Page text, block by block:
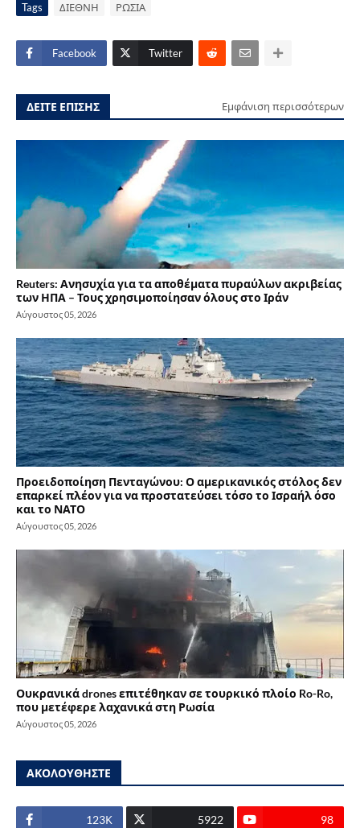
Tags ΔΙΕΘΝΗ ΡΩΣΙΑ
Facebook Twitter
ΔΕΙΤΕ ΕΠΙΣΗΣ Εμφάνιση περισσότερων
Reuters: Ανησυχία για τα αποθέματα πυραύλων ακριβείας
των ΗΠΑ – Τους χρησιμοποίησαν όλους στο Ιράν
Αύγουστος 05, 2026
Προειδοποίηση Πενταγώνου: Ο αμερικανικός στόλος δεν
επαρκεί πλέον για να προστατεύσει τόσο το Ισραήλ όσο
και το ΝΑΤΟ
Αύγουστος 05, 2026
Ουκρανικά drones επιτέθηκαν σε τουρκικό πλοίο Ro-Ro,
που μετέφερε λαχανικά στη Ρωσία
Αύγουστος 05, 2026
ΑΚΟΛΟΥΘΗΣΤΕ
123Κ 5922 98